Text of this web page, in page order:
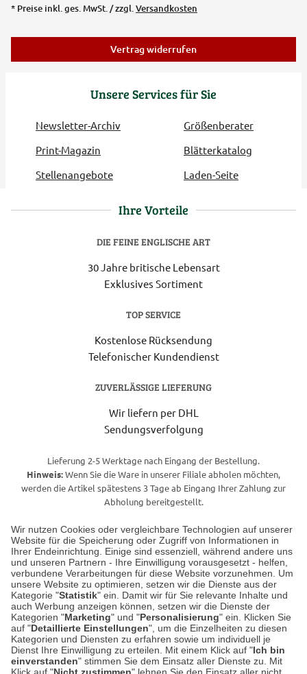
Wir nutzen Cookies oder vergleichbare Technologien auf unserer
Website für die Speicherung oder Zugriff von Informationen in
Ihrer Endeinrichtung. Einige sind essenziell, während andere uns
und unseren Partnern - Ihre Einwilligung vorausgesetzt - helfen,
verbundene Verarbeitungen für diese Website vorzunehmen. Um
unsere Website zu optimieren, setzen wir die Dienste aus der
Kategorie "Statistik" ein. Damit wir für Sie relevante Inhalte und
auch Werbung anzeigen können, setzen wir die Dienste der
Kategorien "Marketing" und "Personalisierung" ein. Klicken Sie
auf "Detaillierte Einstellungen", um die Einzelheiten zu diesen
Kategorien und Diensten zu erfahren sowie um individuell je
Dienst Ihre Einwilligung zu erteilen. Mit einem Klick auf "Ich bin
einverstanden" stimmen Sie dem Einsatz aller Dienste zu. Mit
Unsere Services für Sie
Newsletter-Archiv
Größenberater
Print-Magazin
Blätterkatalog
Stellenangebote
Laden-Seite
* Preise inkl. ges. MwSt. / zzgl.Versandkosten
Vertrag widerrufen
Ihre Vorteile
DIE FEINE ENGLISCHE ART
30 Jahre britische Lebensart
Exklusives Sortiment
TOP SERVICE
Kostenlose Rücksendung
Telefonischer Kundendienst
ZUVERLÄSSIGE LIEFERUNG
Wir liefern per DHL
Sendungsverfolgung
Lieferung 2-5 Werktage nach Eingang der Bestellung.
Hinweis:Wenn Sie die Ware in unserer Filiale abholen möchten,
werden die Artikel spätestens 3 Tage ab Eingang Ihrer Zahlung zur
Abholung bereitgestellt.
Unser Geschäft in Meckenheim
Auf dem Steinbüchel 6
53340 Meckenheim
Montag bis Samstag 9:00 Uhr bis 18:00 Uhr
weitere Information